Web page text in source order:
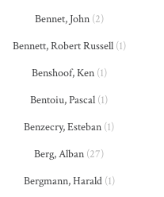
Bennet, John(2)
Bennett, Robert Russell(1)
Benshoof, Ken(1)
Bentoiu, Pascal (1)
Benzecry, Esteban (1)
Berg, Alban (27)
Bergmann, Harald(1)